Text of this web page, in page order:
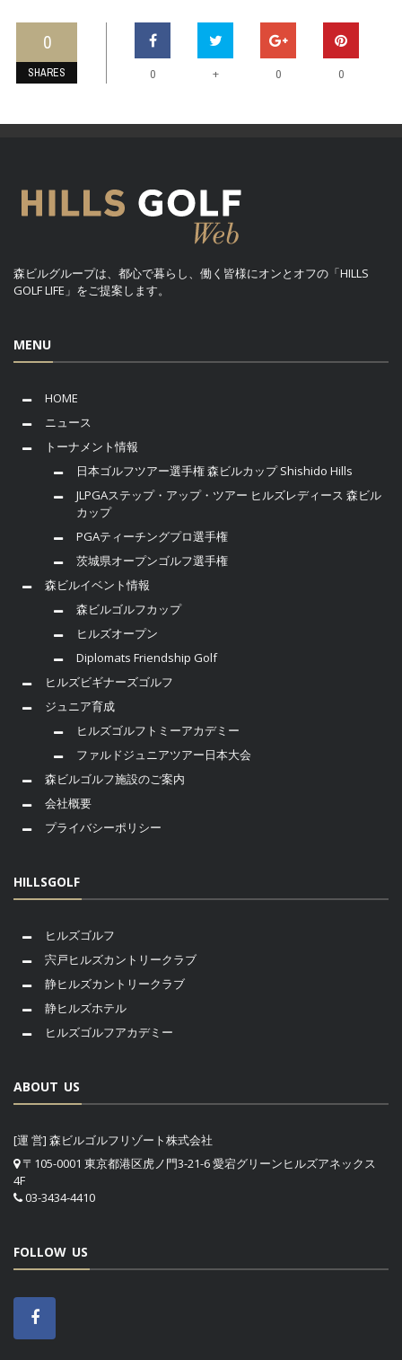
0
SHARES 0 + 0 0
森ビルグループは、都心で暮らし、働く皆様にオンとオフの「HILLS
GOLF LIFE」をご提案します。
MENU
HOME
ニュース
トーナメント情報
日本ゴルフツアー選手権 森ビルカップ Shishido Hills
JLPGAステップ・アップ・ツアー ヒルズレディース 森ビル
カップ
PGAティーチングプロ選手権
茨城県オープンゴルフ選手権
森ビルイベント情報
森ビルゴルフカップ
ヒルズオープン
Diplomats Friendship Golf
ヒルズビギナーズゴルフ
ジュニア育成
ヒルズゴルフトミーアカデミー
ファルドジュニアツアー日本大会
森ビルゴルフ施設のご案内
会社概要
プライバシーポリシー
HILLSGOLF
ヒルズゴルフ
宍戸ヒルズカントリークラブ
静ヒルズカントリークラブ
静ヒルズホテル
ヒルズゴルフアカデミー
ABOUT US
[運 営] 森ビルゴルフリゾート株式会社
〒105-0001 東京都港区虎ノ門3-21-6 愛宕グリーンヒルズアネックス
4F
03-3434-4410
FOLLOW US